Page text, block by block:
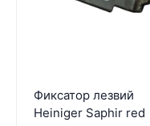
Фиксатор лезвий
Heiniger Saphir red